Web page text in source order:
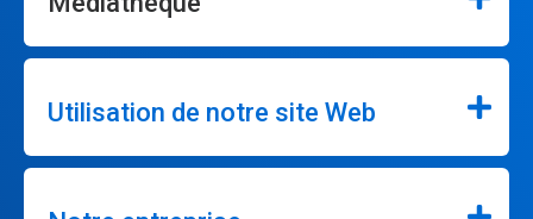
Utilisation de notre site Web